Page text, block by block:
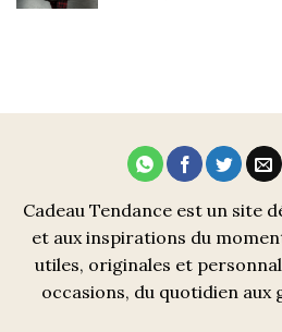
Cadeau Tendance est un site
et aux inspirations du
utiles, originales et
occasions, du quotidien aux